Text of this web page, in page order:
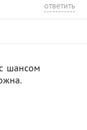
ответить
шансом